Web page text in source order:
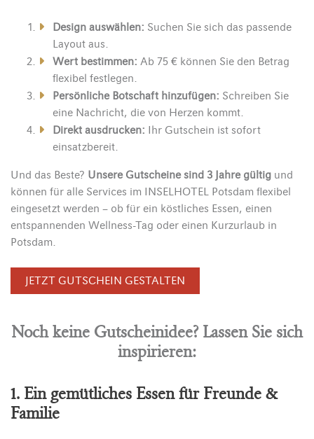
Design auswählen: Suchen Sie sich das passende
Layout aus.
Wert bestimmen: Ab 75 € können Sie den Betrag
flexibel festlegen.
Persönliche Botschaft hinzufügen: Schreiben Sie
eine Nachricht, die von Herzen kommt.
Direkt ausdrucken: Ihr Gutschein ist sofort
einsatzbereit.
Und das Beste? Unsere Gutscheine sind 3 Jahre gültig und
können für alle Services im INSELHOTEL Potsdam flexibel
eingesetzt werden – ob für ein köstliches Essen, einen
entspannenden Wellness-Tag oder einen Kurzurlaub in
Potsdam.
JETZT GUTSCHEIN GESTALTEN
Noch keine Gutscheinidee? Lassen Sie sich
inspirieren:
1. Ein gemütliches Essen für Freunde &
Familie